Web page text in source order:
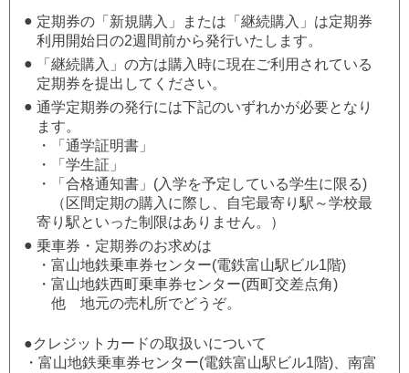
● 定期券の「新規購入」または「継続購入」は定期券
利用開始日の2週間前から発行いたします。
●
「継続購入」の方は購入時に現在ご利用されている
定期券を提出してください。
● 通学定期券の発行には下記のいずれかが必要となり
ます。
・「通学証明書」
・「学生証」
・「合格通知書」(入学を予定している学生に限る)
（区間定期の購入に際し、自宅最寄り駅～学校最
寄り駅といった制限はありません。）
● 乗車券・定期券のお求めは
・富山地鉄乗車券センター(電鉄富山駅ビル1階)
・富山地鉄西町乗車券センター(西町交差点角)
他 地元の売札所でどうぞ。
●クレジットカードの取扱いについて
・富山地鉄乗車券センター(電鉄富山駅ビル1階)、南富